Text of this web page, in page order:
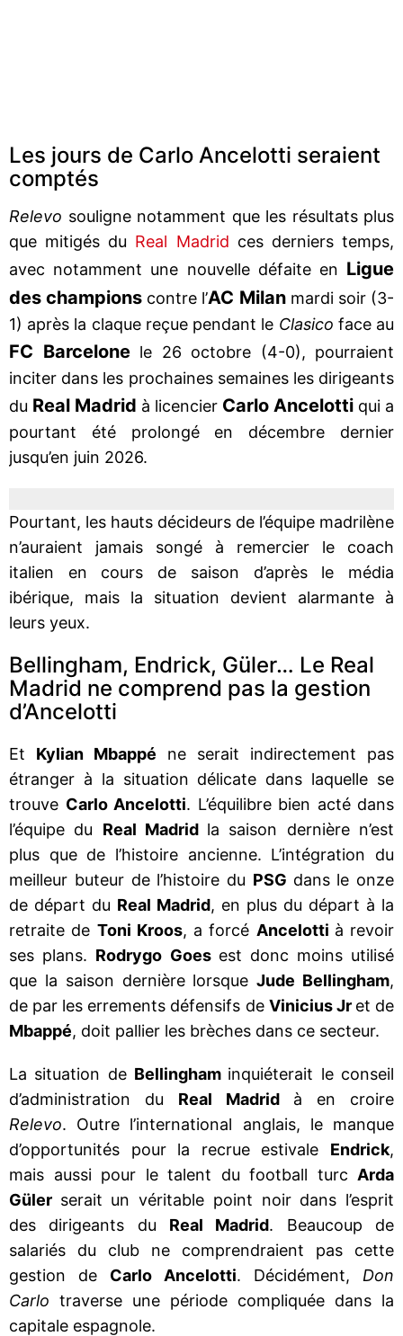
Les jours de Carlo Ancelotti seraient
comptés
Relevo souligne notamment que les résultats plus
que mitigés du Real Madrid ces derniers temps,
avec notamment une nouvelle défaite en Ligue
des champions contre l’AC Milanmardi soir (3-
1) après la claque reçue pendant le Clasico face au
FC Barcelone le 26 octobre (4-0), pourraient
inciter dans les prochaines semaines les dirigeants
du Real Madrid à licencier Carlo Ancelotti qui a
pourtant été prolongé en décembre dernier
jusqu’en juin 2026.
Pourtant, les hauts décideurs de l’équipe madrilène
n’auraient jamais songé à remercier le coach
italien en cours de saison d’après le média
ibérique, mais la situation devient alarmante à
leurs yeux.
Bellingham, Endrick, Güler… Le Real
Madrid ne comprend pas la gestion
d’Ancelotti
Et Kylian Mbappé ne serait indirectement pas
étranger à la situation délicate dans laquelle se
trouve Carlo Ancelotti. L’équilibre bien acté dans
l’équipe du Real Madrid la saison dernière n’est
plus que de l’histoire ancienne. L’intégration du
meilleur buteur de l’histoire du PSG dans le onze
de départ du Real Madrid, en plus du départ à la
retraite de Toni Kroos, a forcé Ancelotti à revoir
ses plans. Rodrygo Goes est donc moins utilisé
que la saison dernière lorsqueJude Bellingham,
de par les errements défensifs de Vinicius Jr et de
Mbappé, doit pallier les brèches dans ce secteur.
La situation de Bellingham inquiéterait le conseil
d’administration du Real Madrid à en croire
Relevo. Outre l’international anglais, le manque
d’opportunités pour la recrue estivale Endrick,
mais aussi pour le talent du football turc Arda
Güler serait un véritable point noir dans l’esprit
des dirigeants du Real Madrid. Beaucoup de
salariés du club ne comprendraient pas cette
gestion de Carlo Ancelotti. Décidément, Don
Carlo traverse une période compliquée dans la
capitale espagnole.